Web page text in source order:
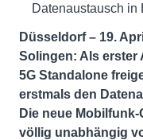
Datenaustausch in
Düsseldorf – 19.
Solingen: Als erster
5G Standalone
erstmals den
Die neue
völlig unabhängig